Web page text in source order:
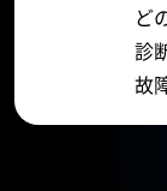
ど
診
故